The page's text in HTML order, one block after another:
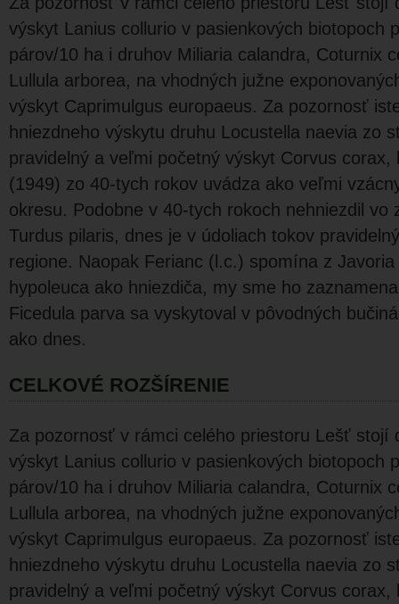
výskyt Lanius collurio v pasienkových biotopoch
párov/10 ha i druhov Miliaria calandra, Coturnix
Lullula arborea, na vhodných južne
výskyt Caprimulgus europaeus. Za pozornosť
hniezdneho výskytu druhu Locustella naevia zo
pravidelný a veľmi početný výskyt Corvus corax,
(1949) zo 40-tych rokov uvádza ako veľmi
okresu. Podobne v 40-tych rokoch nehniezdil vo
Turdus pilaris, dnes je v údoliach tokov
regione. Naopak Ferianc (l.c.) spomína z
hypoleuca ako hniezdiča, my sme ho
Ficedula parva sa vyskytoval v pôvodných
ako dnes.
CELKOVÉ ROZŠÍRENIE
Za pozornosť v rámci celého priestoru Lešť stojí
výskyt Lanius collurio v pasienkových biotopoch
párov/10 ha i druhov Miliaria calandra, Coturnix
Lullula arborea, na vhodných južne
výskyt Caprimulgus europaeus. Za pozornosť
hniezdneho výskytu druhu Locustella naevia zo
pravidelný a veľmi početný výskyt Corvus corax,